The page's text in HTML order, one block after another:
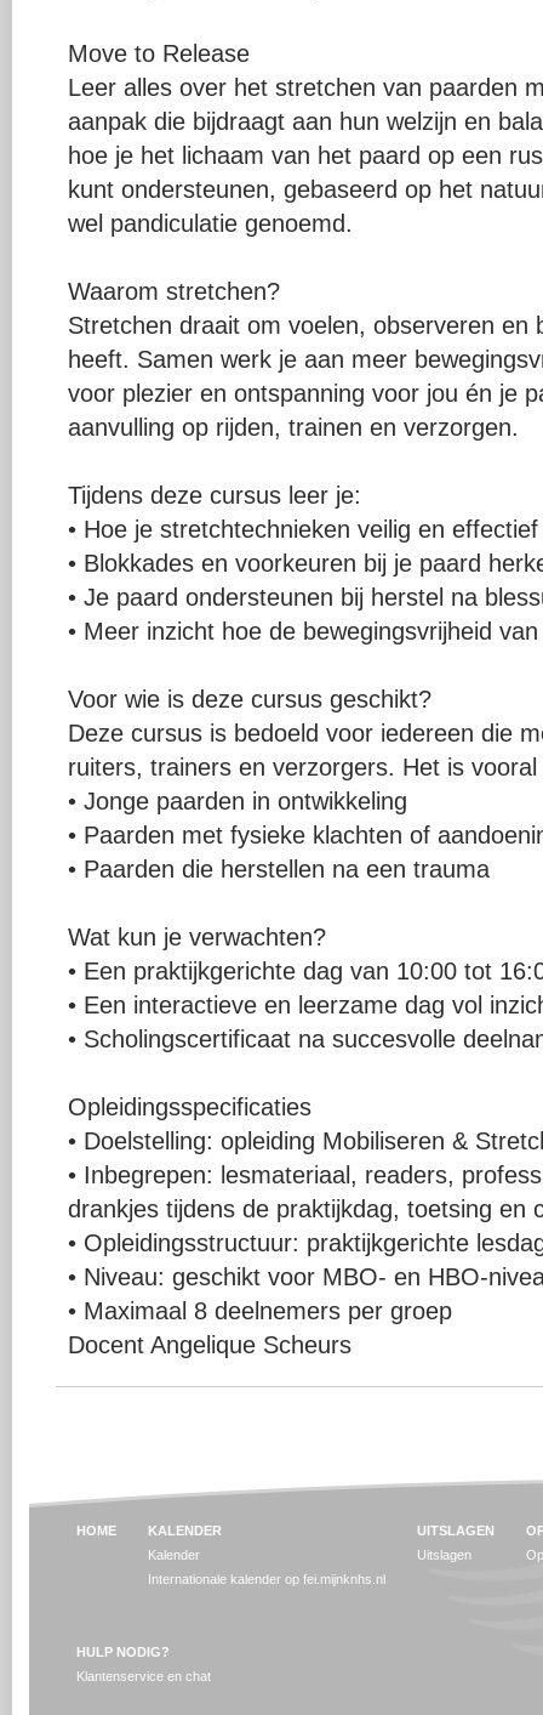
Move to Release
Leer alles over het stretchen van paarden
aanpak die bijdraagt aan hun welzijn en
hoe je het lichaam van het paard op een
kunt ondersteunen, gebaseerd op het
wel pandiculatie genoemd.
Waarom stretchen?
Stretchen draait om voelen, observeren en
heeft. Samen werk je aan meer
voor plezier en ontspanning voor jou én je
aanvulling op rijden, trainen en verzorgen.
Tijdens deze cursus leer je:
• Hoe je stretchtechnieken veilig en
• Blokkades en voorkeuren bij je paard
• Je paard ondersteunen bij herstel na
• Meer inzicht hoe de bewegingsvrijheid
Voor wie is deze cursus geschikt?
Deze cursus is bedoeld voor iedereen die
ruiters, trainers en verzorgers. Het is
• Jonge paarden in ontwikkeling
• Paarden met fysieke klachten of
• Paarden die herstellen na een trauma
Wat kun je verwachten?
• Een praktijkgerichte dag van 10:00 tot
• Een interactieve en leerzame dag vol
• Scholingscertificaat na succesvolle
Opleidingsspecificaties
• Doelstelling: opleiding Mobiliseren &
• Inbegrepen: lesmateriaal, readers,
drankjes tijdens de praktijkdag, toetsing en
• Opleidingsstructuur: praktijkgerichte
• Niveau: geschikt voor MBO- en HBO-
• Maximaal 8 deelnemers per groep
Docent Angelique Scheurs
HOME
KALENDER
Kalender
Internationale kalender op fei.mijnknhs.nl
UITSLAGEN
Uitslagen
HULP NODIG?
Klantenservice en chat